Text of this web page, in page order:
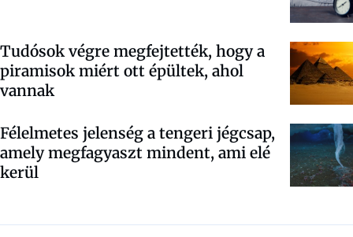
Tudósok végre megfejtették, hogy a
piramisok miért ott épültek, ahol
vannak
Félelmetes jelenség a tengeri jégcsap,
amely megfagyaszt mindent, ami elé
kerül